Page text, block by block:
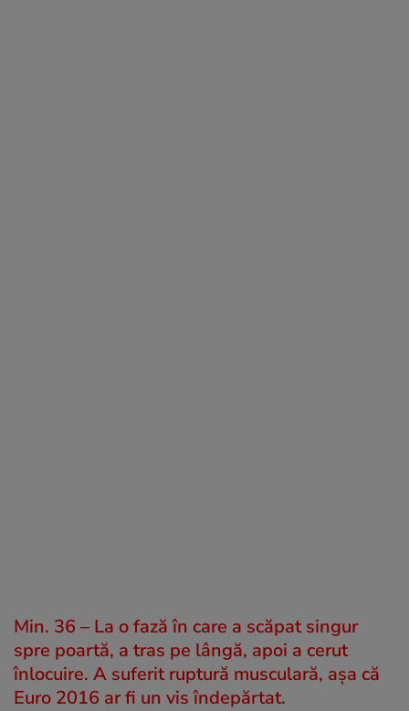
Min. 36 – La o fază în care a scăpat singur
spre poartă, a tras pe lângă, apoi a cerut
înlocuire. A suferit ruptură musculară, așa că
Euro 2016 ar fi un vis îndepărtat.